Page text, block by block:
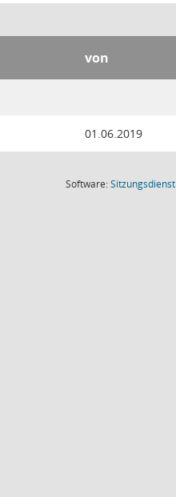
von
01.06.2019
Software:Sitzungsdienst